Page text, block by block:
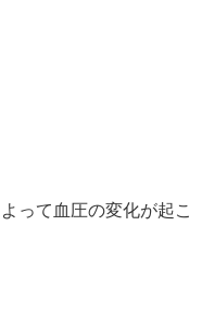
って血圧の変化が起こ